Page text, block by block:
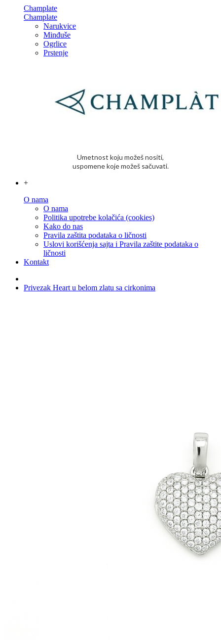
Champlate
Champlate
Narukvice
Minđuše
Ogrlice
Prstenje
Umetnost koju možeš nositi,
uspomene koje možeš sačuvati.
+
O nama
O nama
Politika upotrebe kolačića (cookies)
Kako do nas
Pravila zaštita podataka o ličnosti
Uslovi korišćenja sajta i Pravila zaštite podataka o
ličnosti
Kontakt
Privezak Heart u belom zlatu sa cirkonima